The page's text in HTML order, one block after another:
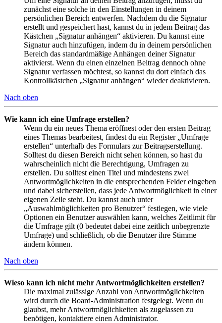
zunächst eine solche in den Einstellungen in deinem
persönlichen Bereich entwerfen. Nachdem du die Signatur
erstellt und gespeichert hast, kannst du in jedem Beitrag das
Kästchen „Signatur anhängen“ aktivieren. Du kannst eine
Signatur auch hinzufügen, indem du in deinem persönlichen
Bereich das standardmäßige Anhängen deiner Signatur
aktivierst. Wenn du einen einzelnen Beitrag dennoch ohne
Signatur verfassen möchtest, so kannst du dort einfach das
Kontrollkästchen „Signatur anhängen“ wieder deaktivieren.
Nach oben
Wie kann ich eine Umfrage erstellen?
Wenn du ein neues Thema eröffnest oder den ersten Beitrag
eines Themas bearbeitest, findest du ein Register „Umfrage
erstellen“ unterhalb des Formulars zur Beitragserstellung.
Solltest du diesen Bereich nicht sehen können, so hast du
wahrscheinlich nicht die Berechtigung, Umfragen zu
erstellen. Du solltest einen Titel und mindestens zwei
Antwortmöglichkeiten in die entsprechenden Felder eingeben
und dabei sicherstellen, dass jede Antwortmöglichkeit in einer
eigenen Zeile steht. Du kannst auch unter
„Auswahlmöglichkeiten pro Benutzer“ festlegen, wie viele
Optionen ein Benutzer auswählen kann, welches Zeitlimit für
die Umfrage gilt (0 bedeutet dabei eine zeitlich unbegrenzte
Umfrage) und schließlich, ob die Benutzer ihre Stimme
ändern können.
Nach oben
Wieso kann ich nicht mehr Antwortmöglichkeiten erstellen?
Die maximal zulässige Anzahl von Antwortmöglichkeiten
wird durch die Board-Administration festgelegt. Wenn du
glaubst, mehr Antwortmöglichkeiten als zugelassen zu
benötigen, kontaktiere einen Administrator.